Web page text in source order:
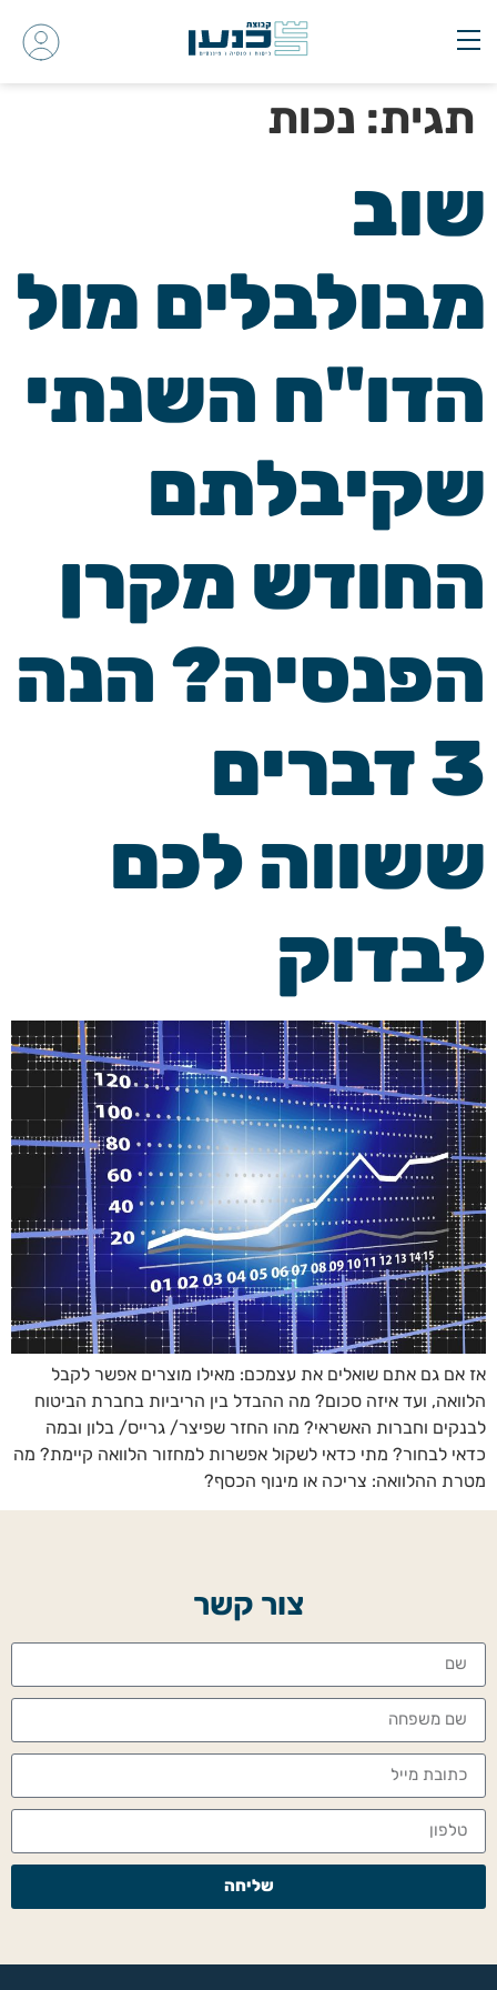
תגית: נכות
שוב
מבולבלים מול
הדו"ח השנתי
שקיבלתם
החודש מקרן
הפנסיה? הנה
3 דברים
ששווה לכם
לבדוק
אז אם גם אתם שואלים את עצמכם: מאילו מוצרים אפשר לקבל
הלוואה, ועד איזה סכום? מה ההבדל בין הריביות בחברת הביטוח
לבנקים וחברות האשראי? מהו החזר שפיצר/ גרייס/ בלון ובמה
כדאי לבחור? מתי כדאי לשקול אפשרות למחזור הלוואה קיימת? מה
מטרת ההלוואה: צריכה או מינוף הכסף?
צור קשר
שליחה